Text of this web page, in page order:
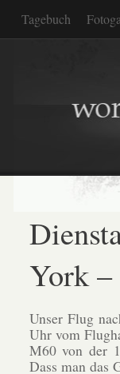
Tagebuch
York
Unser Flug
Uhr vom
M60 von der
Dass man das